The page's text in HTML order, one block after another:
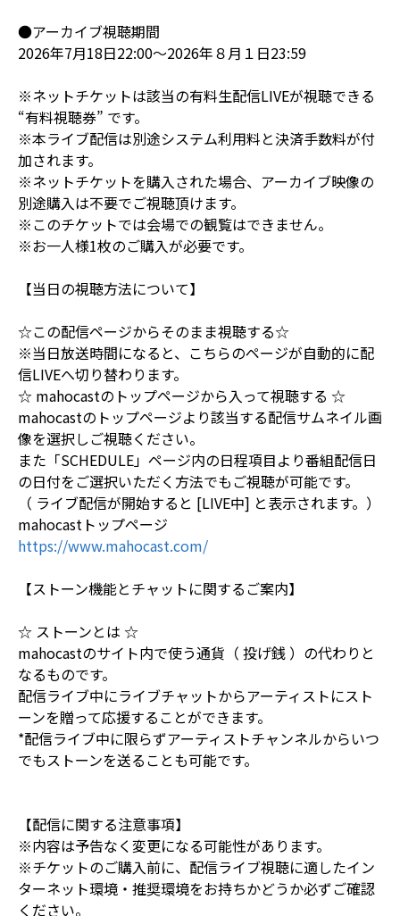
●アーカイブ視聴期間
2026年7月18日22:00～2026年８月１日23:59
※ネットチケットは該当の有料生配信LIVEが視聴できる
“有料視聴券” です。
※本ライブ配信は別途システム利用料と決済手数料が付
加されます。
※ネットチケットを購入された場合、アーカイブ映像の
別途購入は不要でご視聴頂けます。
※このチケットでは会場での観覧はできません。
※お一人様1枚のご購入が必要です。
【当日の視聴方法について】
☆この配信ページからそのまま視聴する☆
※当日放送時間になると、こちらのページが自動的に配
信LIVEへ切り替わります。
☆ mahocastのトップページから入って視聴する ☆
mahocastのトップページより該当する配信サムネイル画
像を選択しご視聴ください。
また「SCHEDULE」ページ内の日程項目より番組配信日
の日付をご選択いただく方法でもご視聴が可能です。
（ ライブ配信が開始すると [LIVE中] と表示されます。）
mahocastトップページ
https://www.mahocast.com/
【ストーン機能とチャットに関するご案内】
☆ ストーンとは ☆
mahocastのサイト内で使う通貨（ 投げ銭 ）の代わりと
なるものです。
配信ライブ中にライブチャットからアーティストにスト
ーンを贈って応援することができます。
*配信ライブ中に限らずアーティストチャンネルからいつ
でもストーンを送ることも可能です。
【配信に関する注意事項】
※内容は予告なく変更になる可能性があります。
※チケットのご購入前に、配信ライブ視聴に適したイン
ターネット環境・推奨環境をお持ちかどうか必ずご確認
ください。